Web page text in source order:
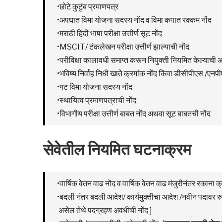
•छोटे कुटुंब प्रमाणपत्र
•अपघात विमा योजना सदस्य नोंद व विमा कपात रक्कम नोंद
•मराठी हिंदी भाषा परीक्षा उत्तीर्ण सूट नोंद
•MSCIT/ टंकलेखन परीक्षा उत्तीर्ण झाल्याची नोंद
•परीविक्षा कालावधी समाप्त करून नियुक्ती नियमित केल्याची
•भविष्य निर्वाह निधी खाते क्रमांक नोंद किंवा डीसीपीएस /
•गट विमा योजना सदस्य नोंद
•स्थायित्व प्रमाणपत्राची नोंद
•विभागीय परीक्षा उत्तीर्ण बाबत नोंद अथवा सूट बाबतची नोंद
सेवेतील नियमित घटनाक्रम
•वार्षिक वेतन वाढ नोंद व वार्षिक वेतन वाढ मंजुरीनंतर
•बदली नंतर बदली आदेश/ कार्यमुक्तीचा आदेश /नवीन पदावर
असेल तेथे पदग्रहण अवधीची नोंद ]